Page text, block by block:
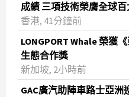
成績 三項技術榮膺全球
香港, 41分鐘前
LONGPORT Whale 榮獲
生態合作獎
新加坡, 2小時前
GAC廣汽助陣車路士亞